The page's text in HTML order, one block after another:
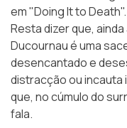
em"Doing It to Death".
Resta dizer que,
Ducournau é uma
desencantado e
distracção ou
que, no cúmulo do
fala.